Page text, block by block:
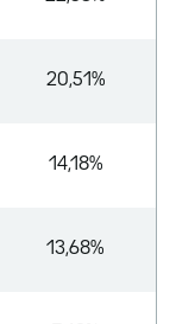
20,51%
14,18%
13,68%